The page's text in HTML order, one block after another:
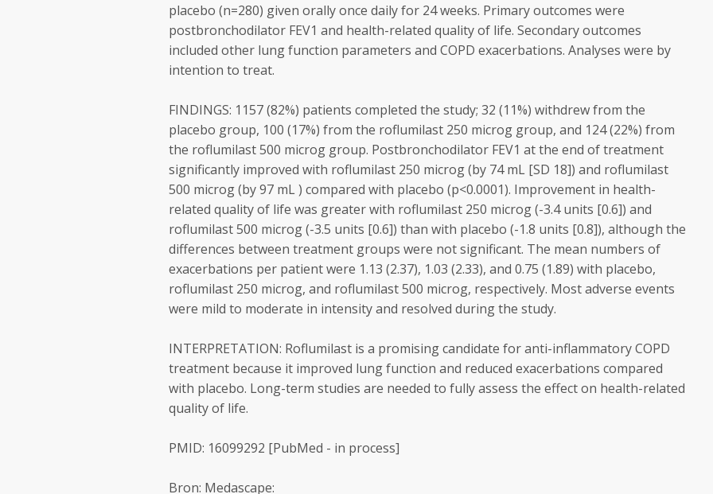
placebo (n=280) given orally once daily for 24 weeks. Primary outcomes were
postbronchodilator FEV1 and health-related quality of life. Secondary outcomes
included other lung function parameters and COPD exacerbations. Analyses were by
intention to treat.
FINDINGS: 1157 (82%) patients completed the study; 32 (11%) withdrew from the
placebo group, 100 (17%) from the roflumilast 250 microg group, and 124 (22%) from
the roflumilast 500 microg group. Postbronchodilator FEV1 at the end of treatment
significantly improved with roflumilast 250 microg (by 74 mL [SD 18]) and roflumilast
500 microg (by 97 mL ) compared with placebo (p<0.0001). Improvement in health-
related quality of life was greater with roflumilast 250 microg (-3.4 units [0.6]) and
roflumilast 500 microg (-3.5 units [0.6]) than with placebo (-1.8 units [0.8]), although the
differences between treatment groups were not significant. The mean numbers of
exacerbations per patient were 1.13 (2.37), 1.03 (2.33), and 0.75 (1.89) with placebo,
roflumilast 250 microg, and roflumilast 500 microg, respectively. Most adverse events
were mild to moderate in intensity and resolved during the study.
INTERPRETATION: Roflumilast is a promising candidate for anti-inflammatory COPD
treatment because it improved lung function and reduced exacerbations compared
with placebo. Long-term studies are needed to fully assess the effect on health-related
quality of life.
PMID: 16099292 [PubMed - in process]
Bron: Medascape: